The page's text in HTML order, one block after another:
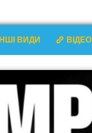
ІНШІ ВИДИ ВІДЕО